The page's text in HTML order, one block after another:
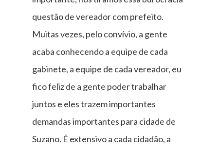
questão de vereador com prefeito.
Muitas vezes, pelo convívio, a gente
acaba conhecendo a equipe de cada
gabinete, a equipe de cada vereador, eu
fico feliz de a gente poder trabalhar
juntos e eles trazem importantes
demandas importantes para cidade de
Suzano. É extensivo a cada cidadão, a